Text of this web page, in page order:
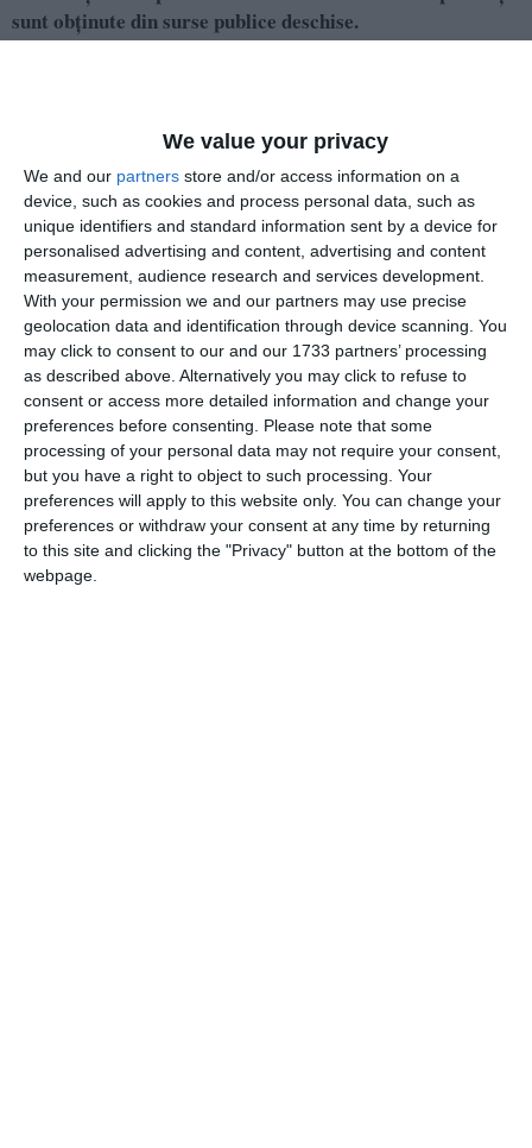
We value your privacy
We and our partners store and/or access information on a
device, such as cookies and process personal data, such as
unique identifiers and standard information sent by a device for
personalised advertising and content, advertising and content
measurement, audience research and services development.
With your permission we and our partners may use precise
geolocation data and identification through device scanning. You
may click to consent to our and our 1733 partners’ processing
as described above. Alternatively you may click to refuse to
consent or access more detailed information and change your
preferences before consenting.
Please note that some
processing of your personal data may not require your consent,
but you have a right to object to such processing. Your
preferences will apply to this website only. You can change your
preferences or withdraw your consent at any time by returning
to this site and clicking the "Privacy" button at the bottom of the
webpage.
sunt obținute din surse publice deschise.
Adaugă-ne ca sursă în Google
Urmărește-ne pe Google News